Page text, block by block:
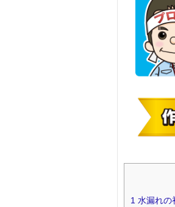
1 水漏れの